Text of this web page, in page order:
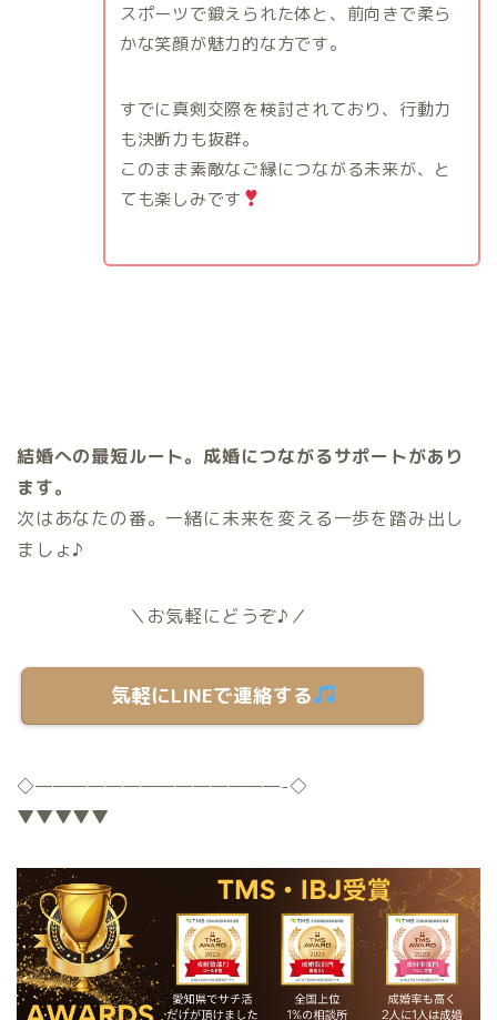
スポーツで鍛えられた体と、前向きで柔ら
かな笑顔が魅力的な方です。
すでに真剣交際を検討されており、行動力
も決断力も抜群。
このまま素敵なご縁につながる未来が、と
ても楽しみです
結婚への最短ルート。成婚につながるサポートがあり
ます。
次はあなたの番。一緒に未来を変える一歩を踏み出し
ましょ♪
＼お気軽にどうぞ♪／
気軽にLINEで連絡する
◇——————————————-◇
▼▼▼▼▼